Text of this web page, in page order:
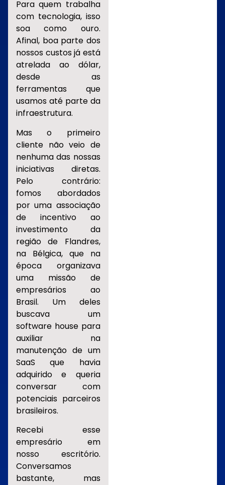
Para quem trabalha
com tecnologia, isso
soa como ouro.
Afinal, boa parte dos
nossos custos já está
atrelada ao dólar,
desde as
ferramentas que
usamos até parte da
infraestrutura.
Mas o primeiro
cliente não veio de
nenhuma das nossas
iniciativas diretas.
Pelo contrário:
fomos abordados
por uma associação
de incentivo ao
investimento da
região de Flandres,
na Bélgica, que na
época organizava
uma missão de
empresários ao
Brasil. Um deles
buscava um
software house para
auxiliar na
manutenção de um
SaaS que havia
adquirido e queria
conversar com
potenciais parceiros
brasileiros.
Recebi esse
empresário em
nosso escritório.
Conversamos
bastante, mas